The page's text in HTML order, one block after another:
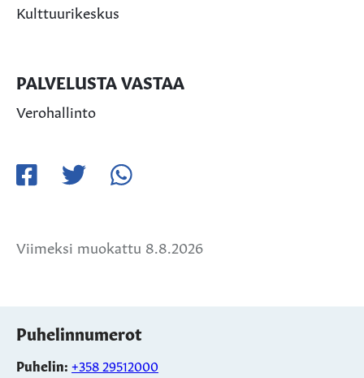
Kulttuurikeskus
PALVELUSTA VASTAA
Verohallinto
Viimeksi muokattu 8.8.2026
Puhelinnumerot
Puhelin: +358 29512000